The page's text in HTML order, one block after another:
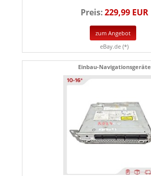
Preis:229,99 EUR
zum Angebot
eBay.de (*)
Einbau-Navigationsgeräte